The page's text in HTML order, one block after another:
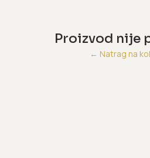
Proizvod nije
← Natrag na